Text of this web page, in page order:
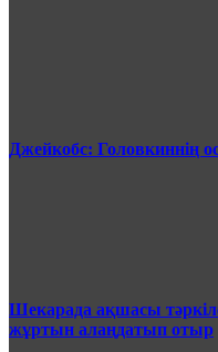
Джейкобс: Головкиннің
Шекарада ақшасы
жұртын алаңдатып отыр